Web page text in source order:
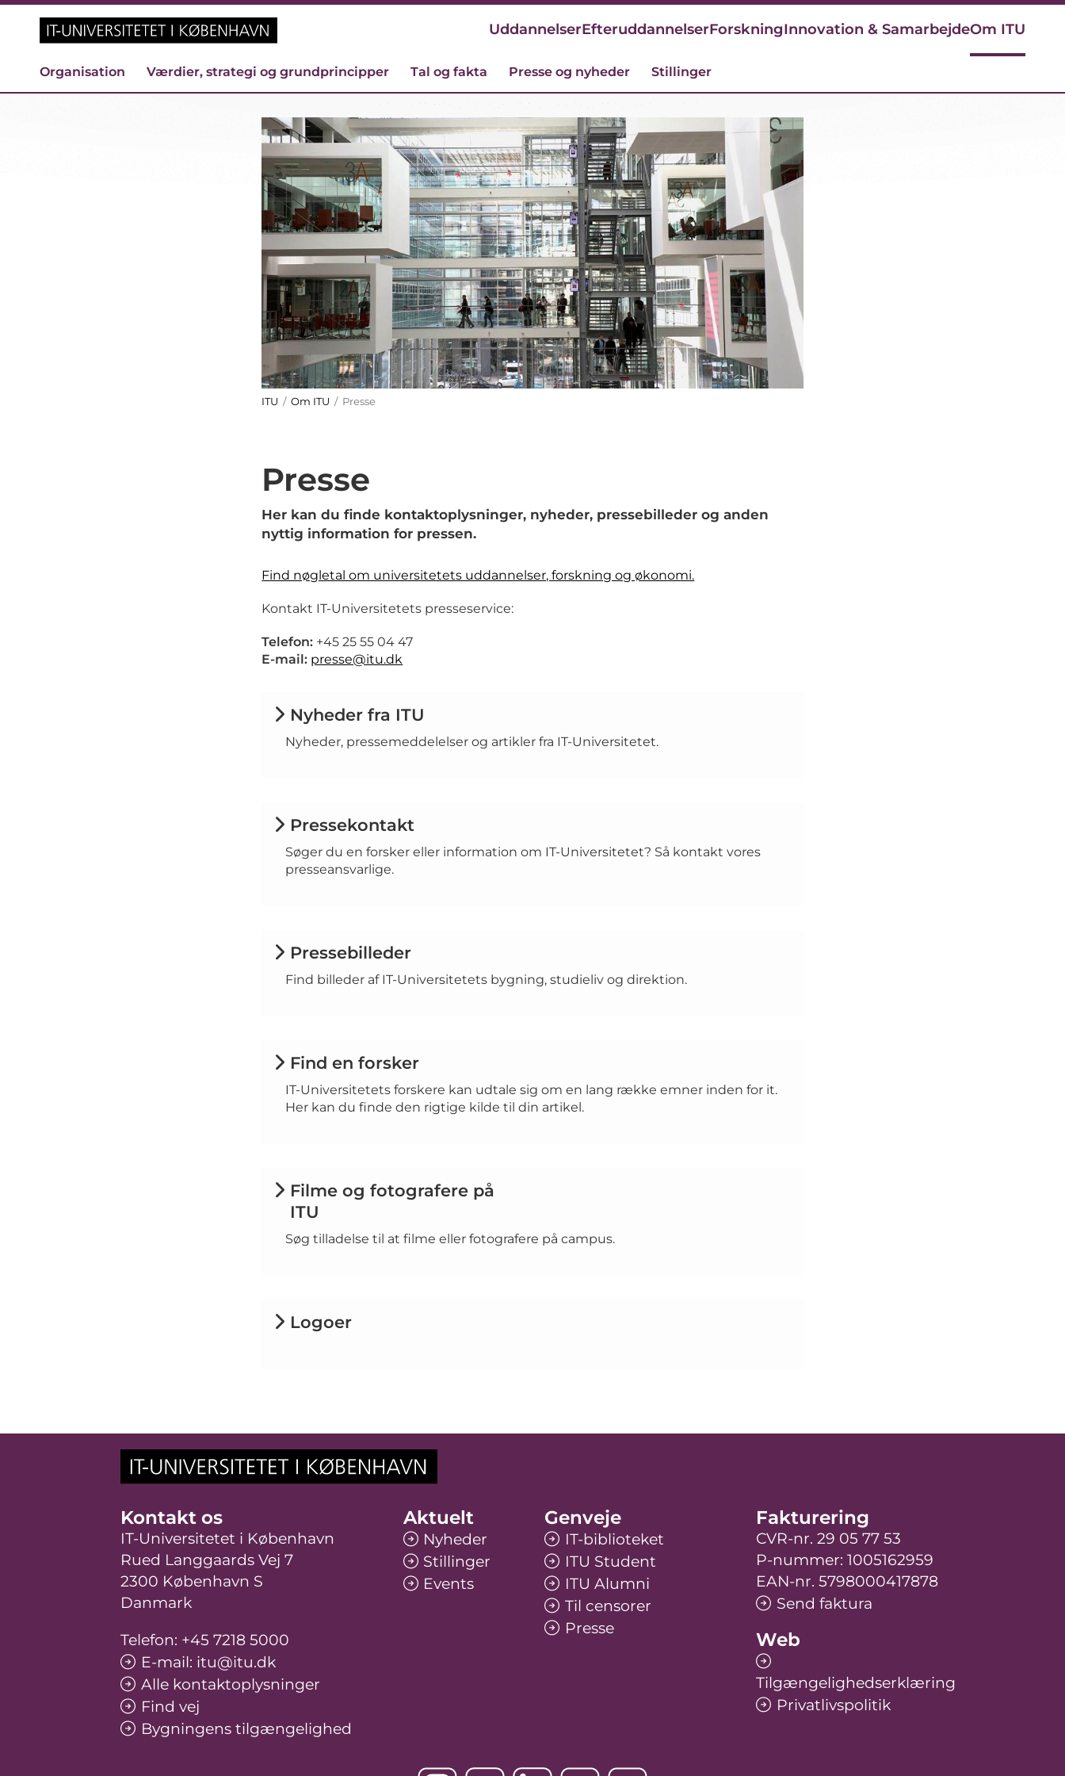
UddannelserEfteruddannelserForskningInnovation & SamarbejdeOm ITU
Organisation Værdier, strategi og grundprincipper Tal og fakta Presse og nyheder Stillinger
ITU /Om ITU / Presse
Presse
Her kan du finde kontaktoplysninger, nyheder, pressebilleder og anden
nyttig information for pressen.
Find nøgletal om universitetets uddannelser, forskning og økonomi.
Kontakt IT-Universitetets presseservice:
Telefon: +45 25 55 04 47
E-mail: presse@itu.dk
Nyheder fra ITU
Nyheder, pressemeddelelser og artikler fra IT-Universitetet.
Pressekontakt
Søger du en forsker eller information om IT-Universitetet? Så kontakt vores
presseansvarlige.
Pressebilleder
Find billeder af IT-Universitetets bygning, studieliv og direktion.
Find en forsker
IT-Universitetets forskere kan udtale sig om en lang række emner inden for it.
Her kan du finde den rigtige kilde til din artikel.
Filme og fotografere på
ITU
Søg tilladelse til at filme eller fotografere på campus.
Logoer
Kontakt os
IT-Universitetet i København
Rued Langgaards Vej 7
2300 København S
Danmark
Telefon: +45 7218 5000
E-mail: itu@itu.dk
Alle kontaktoplysninger
Find vej
Bygningens tilgængelighed
Aktuelt
Nyheder
Stillinger
Events
Genveje
IT-biblioteket
ITU Student
ITU Alumni
Til censorer
Presse
Fakturering
CVR-nr. 29 05 77 53
P-nummer: 1005162959
EAN-nr. 5798000417878
Send faktura
Web
Tilgængelighedserklæring
Privatlivspolitik